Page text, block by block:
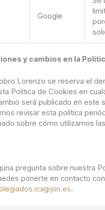
Google
y cambios en la
Lorenzo se reserva el
Política de Cookies en
será publicado en este
revisar esta política
sobre cómo utilizamos
pregunta sobre nuestra
ponerte en contacto
.